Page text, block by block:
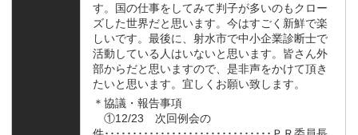
す。国の仕事をしてみて判子が多いのもクロー
ズした世界だと思います。今はすごく新鮮で楽
しいです。最後に、射水市で中小企業診断士で
活動している人はいないと思います。皆さん外
部からだと思いますので、是非声をかけて頂き
たいと思います。宜しくお願い致します。
＊協議・報告事項
①12/23 次回例会の